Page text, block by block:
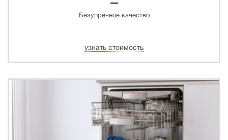
Безупречное качество
узнать стоимость